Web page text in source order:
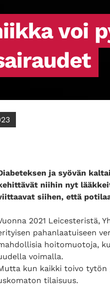
voi
ja syövän
niihin nyt
siihen, että
2021 Leicesteristä,
pahanlaatuiseen
hoitomuotoja,
voimalla.
kun kaikki toivo
tilaisuus.